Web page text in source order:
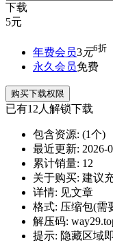
下载
5元
年费会员3元6折
永久会员免费
购买下载权限
已有12 人解锁下载
包含资源: (1个)
最近更新: 2026-
累计销量: 12
关于购买: 建议
详情: 见文章
格式: 压缩包(需
解压码:
提示: 隐藏区域